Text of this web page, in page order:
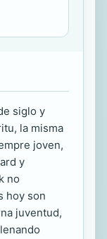
siglo y
la misma
joven,
y
no
hoy son
juventud,